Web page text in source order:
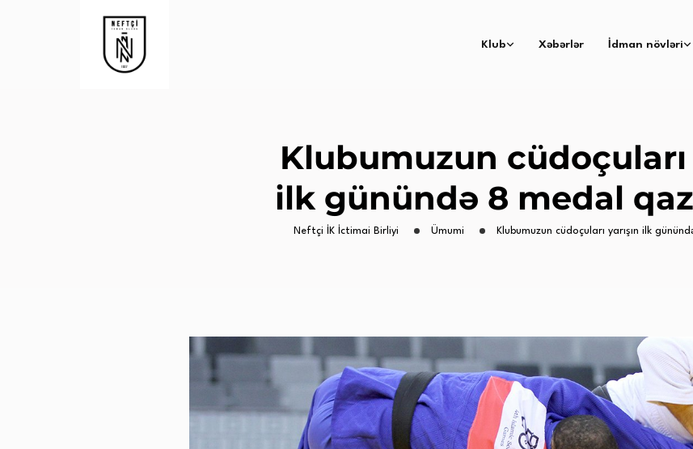
Klub Xəbərlər İdman növləri
Klubumuzun cüdoçuları
ilk günündə 8 medal
Neftçi İK İctimai Birliyi Ümumi Klubumuzun cüdoçuları yarışın ilk